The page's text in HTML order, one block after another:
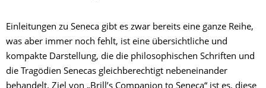
Einleitungen zu Seneca gibt es zwar bereits eine ganze Reihe,
was aber immer noch fehlt, ist eine übersichtliche und
kompakte Darstellung, die die philosophischen Schriften und
die Tragödien Senecas gleichberechtigt nebeneinander